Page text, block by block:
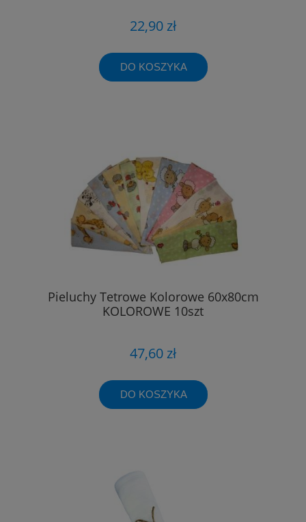
22,90 zł
DO KOSZYKA
Pieluchy Tetrowe Kolorowe 60x80cm
KOLOROWE 10szt
47,60 zł
DO KOSZYKA